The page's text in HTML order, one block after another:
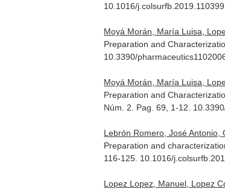
10.1016/j.colsurfb.2019.110399
Moyá Morán, María Luisa,
Preparation and
10.3390/
Moyá Morán, María Luisa,
Preparation and
Núm. 2. Pag. 69, 1-12.
Lebrón Romero, José
Preparation and
116-125. 10.1016/
Lopez Lopez, Manuel, Lopez